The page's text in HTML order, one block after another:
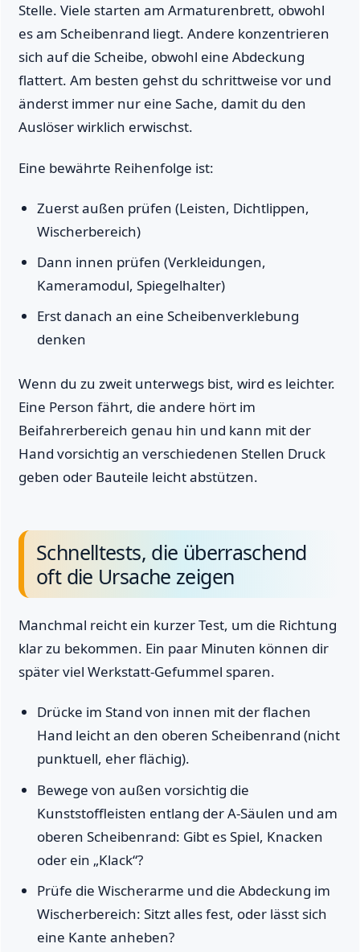
Stelle. Viele starten am Armaturenbrett, obwohl
es am Scheibenrand liegt. Andere konzentrieren
sich auf die Scheibe, obwohl eine Abdeckung
flattert. Am besten gehst du schrittweise vor und
änderst immer nur eine Sache, damit du den
Auslöser wirklich erwischst.
Eine bewährte Reihenfolge ist:
Zuerst außen prüfen (Leisten, Dichtlippen,
Wischerbereich)
Dann innen prüfen (Verkleidungen,
Kameramodul, Spiegelhalter)
Erst danach an eine Scheibenverklebung
denken
Wenn du zu zweit unterwegs bist, wird es leichter.
Eine Person fährt, die andere hört im
Beifahrerbereich genau hin und kann mit der
Hand vorsichtig an verschiedenen Stellen Druck
geben oder Bauteile leicht abstützen.
Schnelltests, die überraschend
oft die Ursache zeigen
Manchmal reicht ein kurzer Test, um die Richtung
klar zu bekommen. Ein paar Minuten können dir
später viel Werkstatt-Gefummel sparen.
Drücke im Stand von innen mit der flachen
Hand leicht an den oberen Scheibenrand (nicht
punktuell, eher flächig).
Bewege von außen vorsichtig die
Kunststoffleisten entlang der A-Säulen und am
oberen Scheibenrand: Gibt es Spiel, Knacken
oder ein „Klack“?
Prüfe die Wischerarme und die Abdeckung im
Wischerbereich: Sitzt alles fest, oder lässt sich
eine Kante anheben?